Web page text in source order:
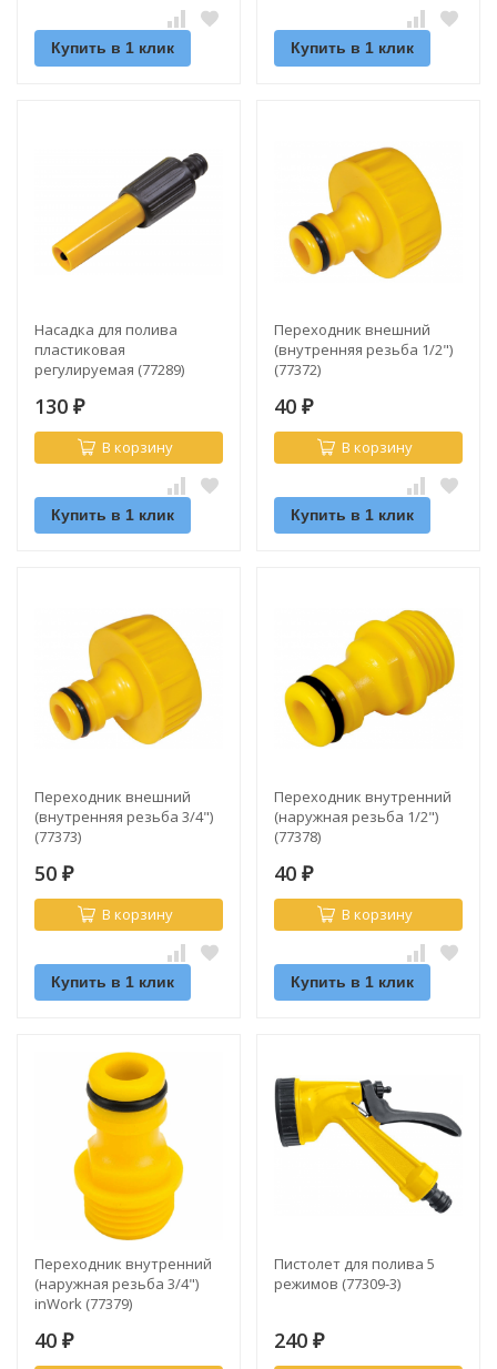
Купить в 1 клик Купить в 1 клик
Насадка для полива
пластиковая
регулируемая (77289)
130 ₽
В корзину
Купить в 1 клик
Переходник внешний
(внутренняя резьба 1/2")
(77372)
40 ₽
В корзину
Купить в 1 клик
Переходник внешний
(внутренняя резьба 3/4")
(77373)
50 ₽
В корзину
Купить в 1 клик
Переходник внутренний
(наружная резьба 1/2")
(77378)
40 ₽
В корзину
Купить в 1 клик
Переходник внутренний
(наружная резьба 3/4")
inWork (77379)
40 ₽
Пистолет для полива 5
режимов (77309-3)
240 ₽